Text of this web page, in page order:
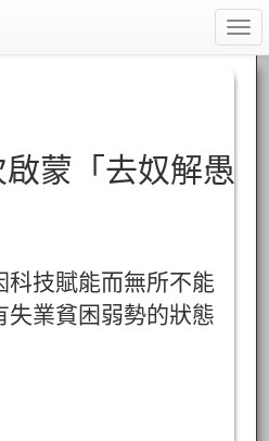
啟蒙「去奴解愚
科技賦能而無所不能
失業貧困弱勢的狀態